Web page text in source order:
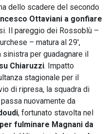
dello scadere del secondo
Ottaviani a gonfiare
Il pareggio dei Rossoblù –
– matura al 29',
per guadagnare il
Chiaruzzi. Impatto
stagionale per il
di ripresa, la squadra di
nuovamente da
, fortunato stavolta nel
fulminare Magnani da